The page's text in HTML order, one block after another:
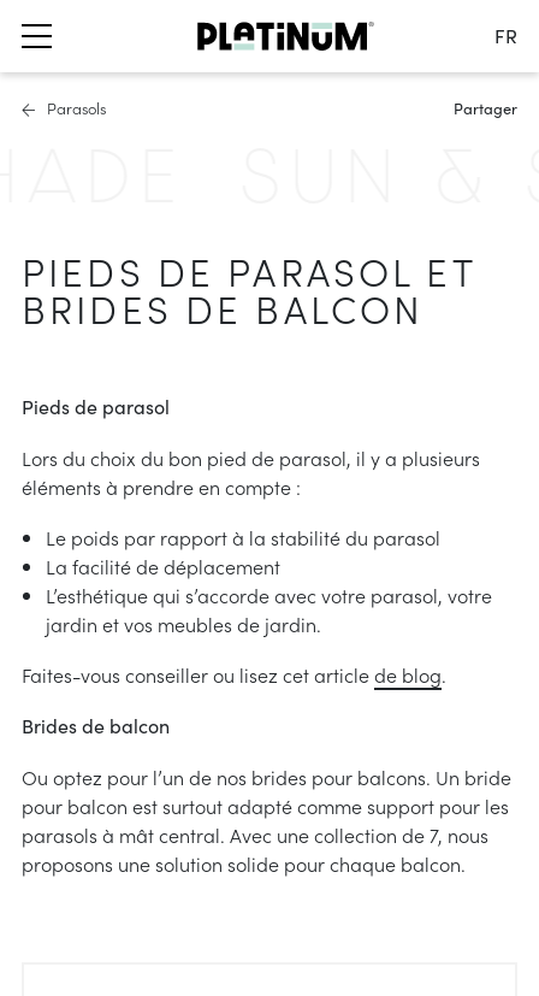
FR
Irlande
Changer de pays
mât central
et brides de balcon
couleurs & protection UV
et entretien
à choisir
de montage
Imperméable
de fixation
d’ombre
de mesure
Parasols Partager
PIEDS DE PARASOL ET
BRIDES DE BALCON
Pieds de parasol
Lors du choix du bon pied de parasol, il y a plusieurs
éléments à prendre en compte :
Le poids par rapport à la stabilité du parasol
La facilité de déplacement
L’esthétique qui s’accorde avec votre parasol, votre
jardin et vos meubles de jardin.
Faites-vous conseiller ou lisez cet articlede blog.
Brides de balcon
Ou optez pour l’un de nos brides pour balcons. Un bride
pour balcon est surtout adapté comme support pour les
parasols à mât central. Avec une collection de 7, nous
proposons une solution solide pour chaque balcon.